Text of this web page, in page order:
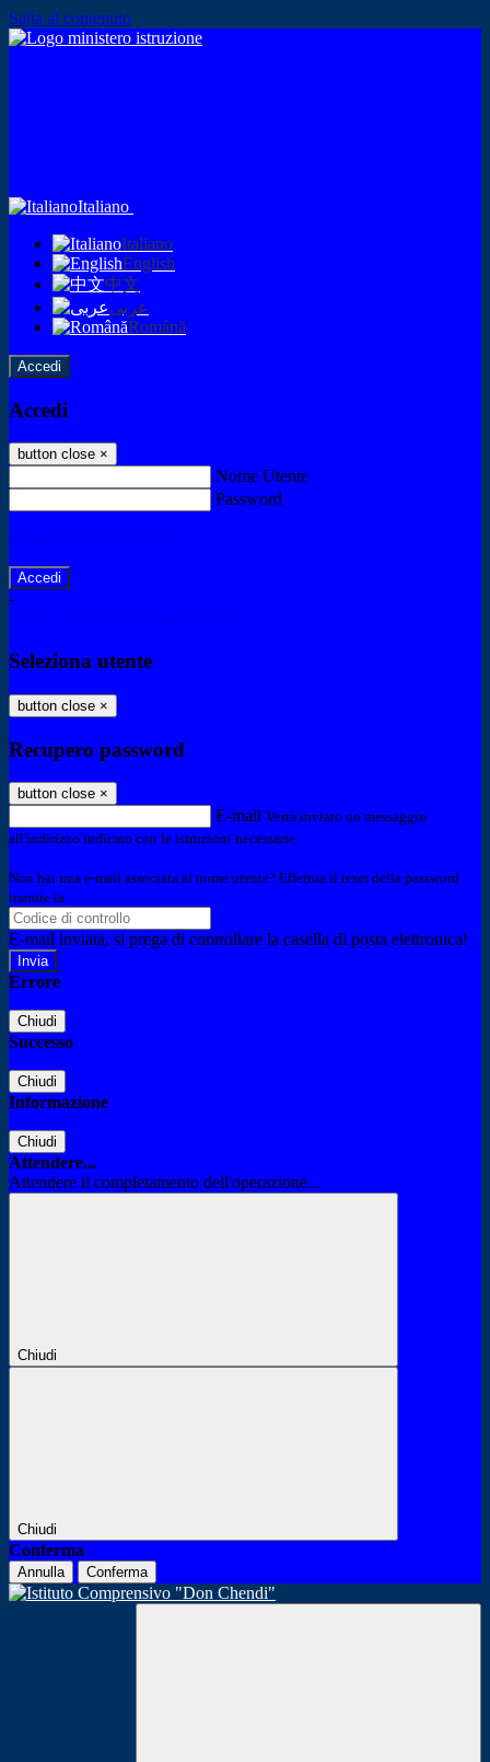
Salta al contenuto
Italiano
Italiano
English
中文
عربى
Română
Accedi
Accedi
button close ×
Nome Utente
Password
-
Seleziona utente
button close ×
Recupero password
button close ×
E-mail Verrà inviato un messaggio
all'indirizzo indicato con le istruzioni necessarie.
Non hai una e-mail associata al nome utente? Effettua il reset della password
tramite la
E-mail inviata, si prega di controllare la casella di posta elettronica!
Errore
Chiudi
Successo
Chiudi
Informazione
Chiudi
Attendere...
Attendere il completamento dell'operazione...
Chiudi
Chiudi
Conferma
Annulla Conferma